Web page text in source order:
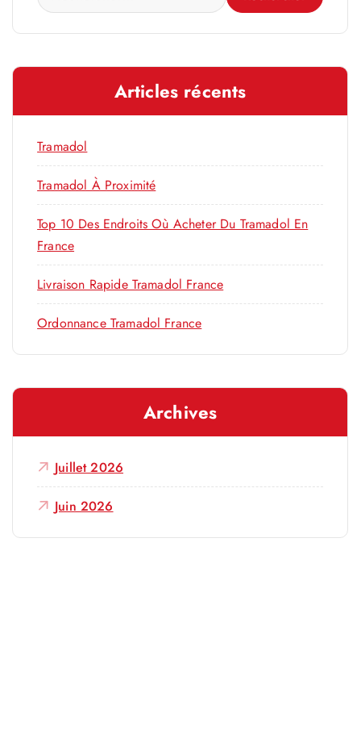
e
c
c
h
e
r
:
Articles récents
Tramadol
Tramadol À Proximité
Top 10 Des Endroits Où Acheter Du Tramadol En
France
Livraison Rapide Tramadol France
Ordonnance Tramadol France
Archives
Juillet 2026
Juin 2026